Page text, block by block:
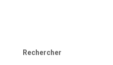
Rechercher